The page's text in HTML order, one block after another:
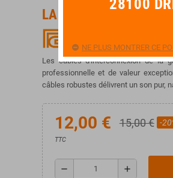
LA BONNE AFFAIRE !
Les câbles d'interconnexion de la
professionnelle et de valeur
câbles robustes délivrent un son pur,
12,00 € 15,00 € -
TTC
remove add
28100
NE PLUS MONTRER CE